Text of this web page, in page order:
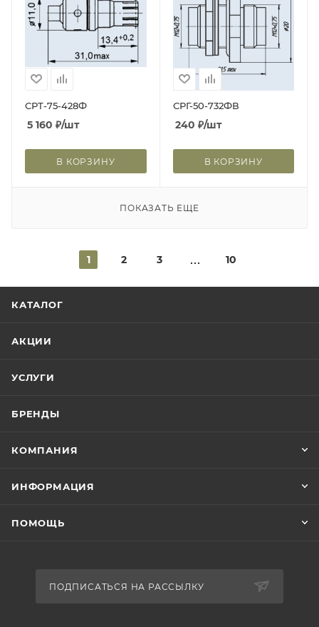
СРТ-75-428Ф
5 160 ₽/шт
В КОРЗИНУ
СРГ-50-732ФВ
240 ₽/шт
В КОРЗИНУ
ПОКАЗАТЬ ЕЩЕ
1 2 3 10
КАТАЛОГ
АКЦИИ
УСЛУГИ
БРЕНДЫ
КОМПАНИЯ
ИНФОРМАЦИЯ
ПОМОЩЬ
ПОДПИСАТЬСЯ НА РАССЫЛКУ